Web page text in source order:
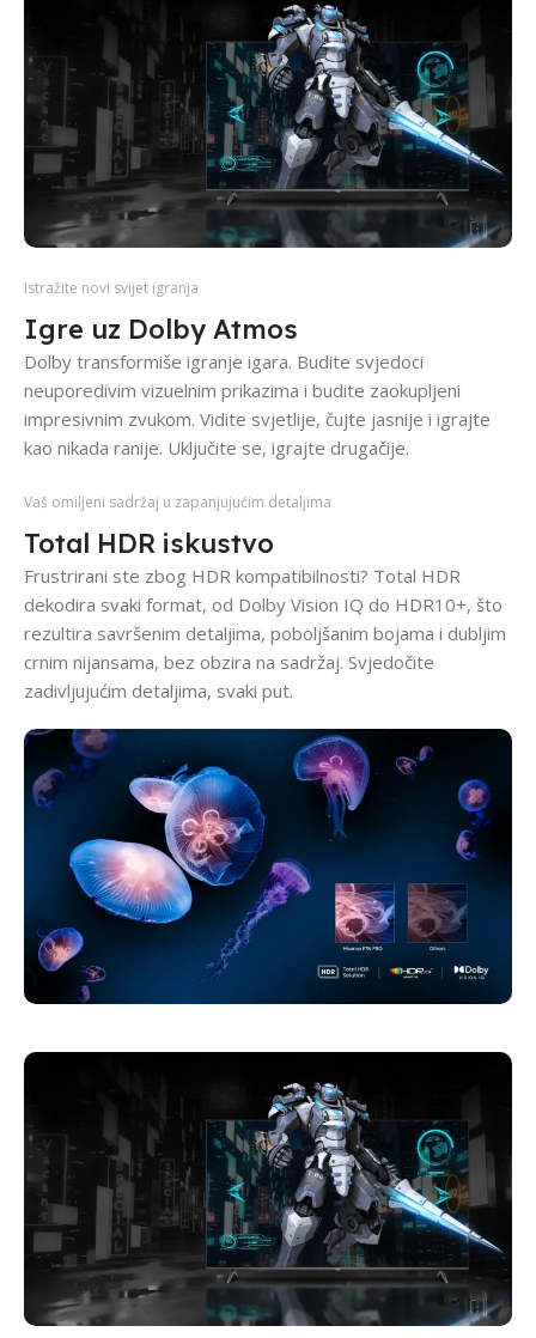
Istražite novi svijet igranja
Igre uz Dolby Atmos
Dolby transformiše igranje igara. Budite svjedoci
neuporedivim vizuelnim prikazima i budite zaokupljeni
impresivnim zvukom. Vidite svjetlije, čujte jasnije i igrajte
kao nikada ranije. Uključite se, igrajte drugačije.
Vaš omiljeni sadržaj u zapanjujućim detaljima
Total HDR iskustvo
Frustrirani ste zbog HDR kompatibilnosti? Total HDR
dekodira svaki format, od Dolby Vision IQ do HDR10+, što
rezultira savršenim detaljima, poboljšanim bojama i dubljim
crnim nijansama, bez obzira na sadržaj. Svjedočite
zadivljujućim detaljima, svaki put.